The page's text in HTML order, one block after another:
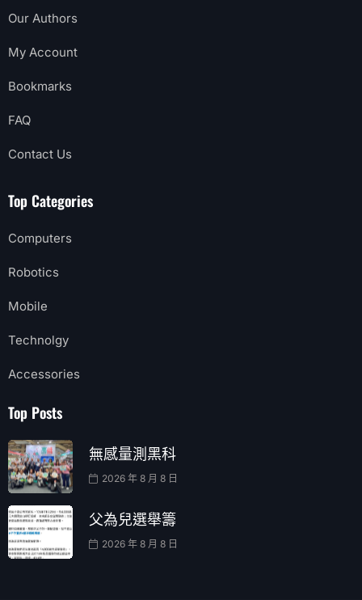
Our Authors
My Account
Bookmarks
FAQ
Contact Us
Top Categories
Computers
Robotics
Mobile
Technolgy
Accessories
Top Posts
無感量測黑科
2026 年 8 月 8 日
父為兒選舉籌
2026 年 8 月 8 日